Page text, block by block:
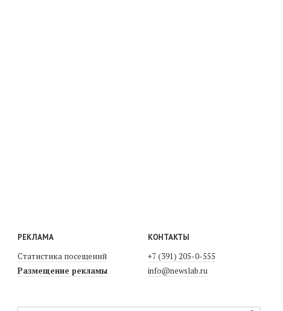
РЕКЛАМА
Статистика посещений
Размещение рекламы
КОНТАКТЫ
+7 (391) 205-0-555
info@newslab.ru